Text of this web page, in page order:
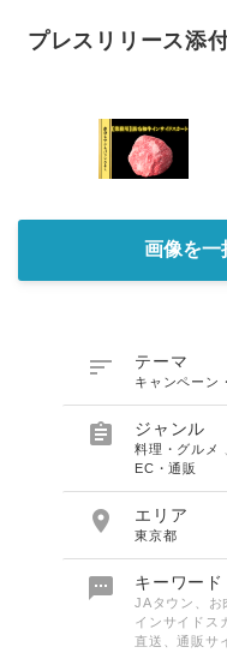
プレスリリース添
画像を一
 テーマ
キャンペーン
 ジャンル
料理・グルメ
EC・通販
 エリア
東京都
 キーワード
JAタウン、お
インサイドス
直送、通販サ